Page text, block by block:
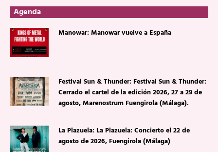
Agenda
Manowar: Manowar vuelve a España
Festival Sun & Thunder: Festival Sun & Thunder:
Cerrado el cartel de la edición 2026, 27 a 29 de
agosto, Marenostrum Fuengirola (Málaga).
La Plazuela: La Plazuela: Concierto el 22 de
agosto de 2026, Fuengirola (Málaga)